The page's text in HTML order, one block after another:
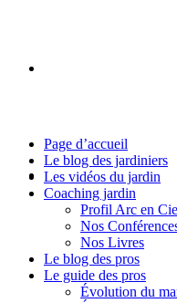
Page d’accueil
Le blog des jardiniers
Les vidéos du jardin
Coaching jardin
Profil Arc en
Nos
Nos Livres
Le blog des pros
Le guide des pros
Évolution du